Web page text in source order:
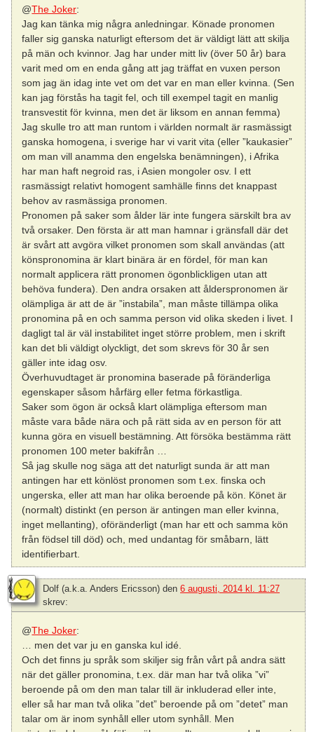
@The Joker:
Jag kan tänka mig några anledningar. Könade pronomen
faller sig ganska naturligt eftersom det är väldigt lätt att skilja
på män och kvinnor. Jag har under mitt liv (över 50 år) bara
varit med om en enda gång att jag träffat en vuxen person
som jag än idag inte vet om det var en man eller kvinna. (Sen
kan jag förstås ha tagit fel, och till exempel tagit en manlig
transvestit för kvinna, men det är liksom en annan femma)
Jag skulle tro att man runtom i världen normalt är rasmässigt
ganska homogena, i sverige har vi varit vita (eller ”kaukasier”
om man vill anamma den engelska benämningen), i Afrika
har man haft negroid ras, i Asien mongoler osv. I ett
rasmässigt relativt homogent samhälle finns det knappast
behov av rasmässiga pronomen.
Pronomen på saker som ålder lär inte fungera särskilt bra av
två orsaker. Den första är att man hamnar i gränsfall där det
är svårt att avgöra vilket pronomen som skall användas (att
könspronomina är klart binära är en fördel, för man kan
normalt applicera rätt pronomen ögonblickligen utan att
behöva fundera). Den andra orsaken att ålderspronomen är
olämpliga är att de är ”instabila”, man måste tillämpa olika
pronomina på en och samma person vid olika skeden i livet. I
dagligt tal är väl instabilitet inget större problem, men i skrift
kan det bli väldigt olyckligt, det som skrevs för 30 år sen
gäller inte idag osv.
Överhuvudtaget är pronomina baserade på föränderliga
egenskaper såsom hårfärg eller fetma förkastliga.
Saker som ögon är också klart olämpliga eftersom man
måste vara både nära och på rätt sida av en person för att
kunna göra en visuell bestämning. Att försöka bestämma rätt
pronomen 100 meter bakifrån …
Så jag skulle nog säga att det naturligt sunda är att man
antingen har ett könlöst pronomen som t.ex. finska och
ungerska, eller att man har olika beroende på kön. Könet är
(normalt) distinkt (en person är antingen man eller kvinna,
inget mellanting), oföränderligt (man har ett och samma kön
från födsel till död) och, med undantag för småbarn, lätt
identifierbart.
Dolf (a.k.a. Anders Ericsson) den 6 augusti, 2014 kl. 11:27
skrev:
@The Joker:
… men det var ju en ganska kul idé.
Och det finns ju språk som skiljer sig från vårt på andra sätt
när det gäller pronomina, t.ex. där man har två olika ”vi”
beroende på om den man talar till är inkluderad eller inte,
eller så har man två olika ”det” beroende på om ”detet” man
talar om är inom synhåll eller utom synhåll. Men